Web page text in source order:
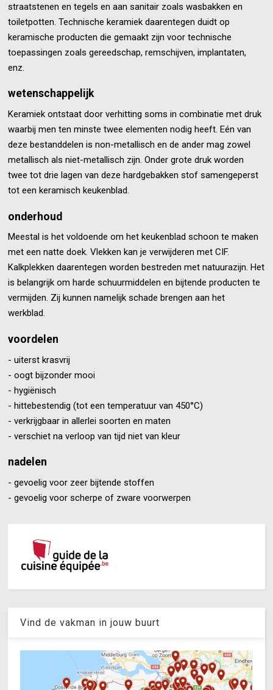
straatstenen en tegels en aan sanitair zoals wasbakken en
toiletpotten. Technische keramiek daarentegen duidt op
keramische producten die gemaakt zijn voor technische
toepassingen zoals gereedschap, remschijven, implantaten,
enz.
wetenschappelijk
Keramiek ontstaat door verhitting soms in combinatie met druk
waarbij men ten minste twee elementen nodig heeft. Eén van
deze bestanddelen is non-metallisch en de ander mag zowel
metallisch als niet-metallisch zijn. Onder grote druk worden
twee tot drie lagen van deze hardgebakken stof samengeperst
tot een keramisch keukenblad.
onderhoud
Meestal is het voldoende om het keukenblad schoon te maken
met een natte doek. Vlekken kan je verwijderen met CIF.
Kalkplekken daarentegen worden bestreden met natuurazijn. Het
is belangrijk om harde schuurmiddelen en bijtende producten te
vermijden. Zij kunnen namelijk schade brengen aan het
werkblad.
voordelen
- uiterst krasvrij
- oogt bijzonder mooi
- hygiënisch
- hittebestendig (tot een temperatuur van 450°C)
- verkrijgbaar in allerlei soorten en maten
- verschiet na verloop van tijd niet van kleur
nadelen
- gevoelig voor zeer bijtende stoffen
- gevoelig voor scherpe of zware voorwerpen
Vind de vakman in jouw buurt